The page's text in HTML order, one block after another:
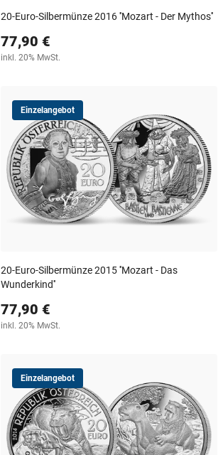
20-Euro-Silbermünze 2016 ''Mozart - Der Mythos''
77,90 €
inkl. 20% MwSt.
Einzelangebot
20-Euro-Silbermünze 2015 ''Mozart - Das
Wunderkind''
77,90 €
inkl. 20% MwSt.
Einzelangebot